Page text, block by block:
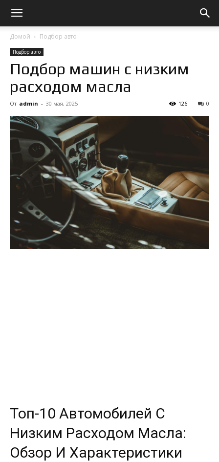
Домой Подбор авто
Подбор авто
Подбор машин с низким
расходом масла
От admin - 30 мая, 2025 0
126
Топ-10 Автомобилей С
Низким Расходом Масла:
Обзор И Характеристики